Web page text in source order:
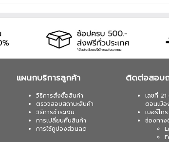
แผนกบริการลูกค้า
วิธีการสั่งซื้อสินค้า
ตรวจสอบสถานะสินค้า
วิธีการชำระเงิน
การเปลี่ยนคืนสินค้า
การใช้คูปองส่วนลด
ติดต่อสอบ
เลขที่
ดอนเมือ
เบอร์โท
ช่องทา